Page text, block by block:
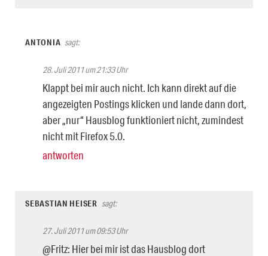
ANTONIA sagt:
28. Juli 2011 um 21:33 Uhr
Klappt bei mir auch nicht. Ich kann direkt auf die
angezeigten Postings klicken und lande dann dort,
aber „nur“ Hausblog funktioniert nicht, zumindest
nicht mit Firefox 5.0.
antworten
SEBASTIAN HEISER sagt:
27. Juli 2011 um 09:53 Uhr
@Fritz: Hier bei mir ist das Hausblog dort